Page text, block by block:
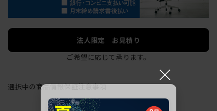
法人限定 お見積り
ご希望に応じて承ります。
選択中の商品情報保証注意事項
×